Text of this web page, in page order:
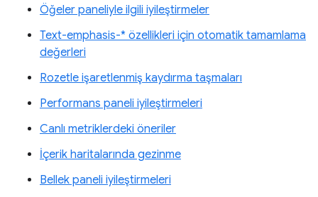
Öğeler paneliyle ilgili iyileştirmeler
Text-emphasis-* özellikleri için otomatik tamamlama
değerleri
Rozetle işaretlenmiş kaydırma taşmaları
Performans paneli iyileştirmeleri
Canlı metriklerdeki öneriler
İçerik haritalarında gezinme
Bellek paneli iyileştirmeleri